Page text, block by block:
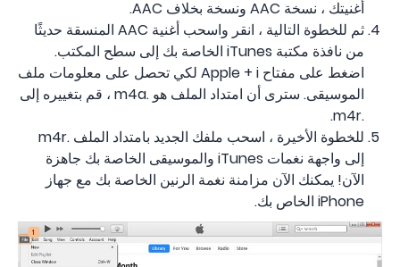
أغنيتك ، نسخة AAC ونسخة بخلاف AAC.
ثم للخطوة التالية ، انقر واسحب أغنية AAC المنسقة حديثًا
من نافذة مكتبة iTunes الخاصة بك إلى سطح المكتب.
اضغط على مفتاح Apple + i لكي تحصل على معلومات ملف
الموسيقى. سترى أن امتداد الملف هو .m4a ، قم بتغييره إلى
.m4r.
للخطوة الأخيرة ، اسحب ملفك الجديد بامتداد الملف .m4r
إلى واجهة نغمات iTunes والموسيقى الخاصة بك جاهزة
الآن! يمكنك الآن مزامنة نغمة الرنين الخاصة بك مع جهاز
iPhone الخاص بك.